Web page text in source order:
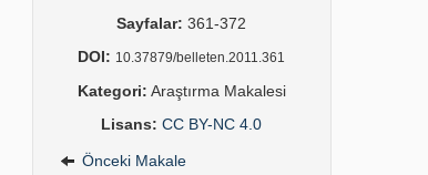
Sayfalar: 361-372
DOI: 10.37879/belleten.2011.361
Kategori: Araştırma Makalesi
Lisans: CC BY-NC 4.0
Önceki Makale